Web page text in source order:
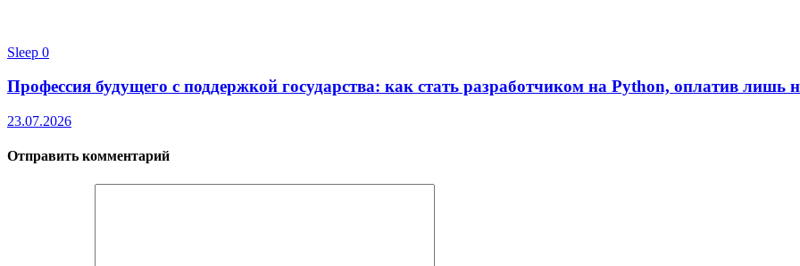
Sleep 0
Профессия будущего с поддержкой государства: как стать разработчиком на Python, оплатив лишь
23.07.2026
Отправить комментарий